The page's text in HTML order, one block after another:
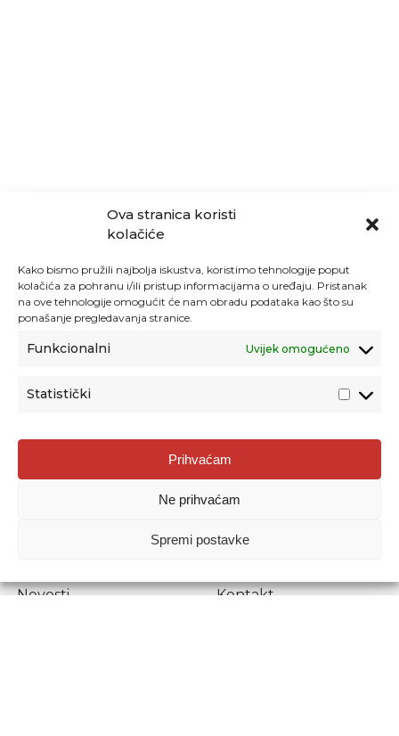
Ova stranica koristi
kolačiće
Kako bismo pružili najbolja iskustva, koristimo tehnologije poput
kolačića za pohranu i/ili pristup informacijama o uređaju. Pristanak
na ove tehnologije omogućit će nam obradu podataka kao što su
ponašanje pregledavanja stranice.
Funkcionalni Uvijek omogućeno
Statistički
Prihvaćam
Ne prihvaćam
Spremi postavke
Agencija za odgoj i obrazovanje
Donje Svetice 38, 10000 Zagreb
1778129
Prenošenje sadržaja dopušteno je uz navođenje izvora.
Novosti
Kontakt